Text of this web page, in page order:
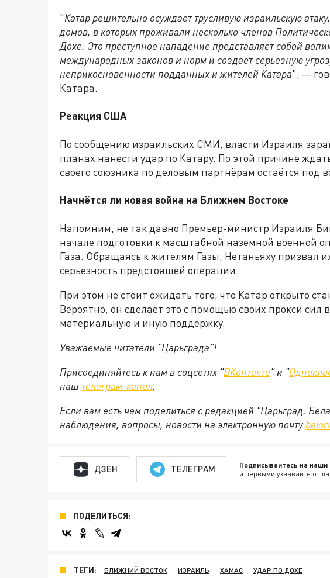
"Катар решительно осуждает трусливую израильскую
домов, в которых проживали несколько членов
Дохе. Это преступное нападение представляет собой
международных законов и норм и создает серьезную
неприкосновенности подданных и жителей Катара", —
Катара.
Реакция США
По сообщению израильских СМИ, власти Израиля
планах нанести удар по Катару. По этой причине
своего союзника по деловым партнёрам остаётся под
Начнётся ли новая война на Ближнем Востоке
Напомним, не так давно Премьер-министр Израиля
начале подготовки к масштабной наземной военной
Газа. Обращаясь к жителям Газы, Нетаньяху призвал
серьезность предстоящей операции.
При этом не стоит ожидать того, что Катар открыто
Вероятно, он сделает это с помощью своих прокси сил
материальную и иную поддержку.
Уважаемые читатели "Царьграда"!
Присоединяйтесь к нам в соцсетях "ВКонтакте" и "
наш телеграм-канал.
Если вам есть чем поделиться с редакцией "Царьград.
наблюдения, вопросы, новости на электронную почту
ДЗЕН ТЕЛЕГРАМ Подписывайтесь на наши
и первыми узнавайте о
ПОДЕЛИТЬСЯ:
ТЕГИ: БЛИЖНИЙ ВОСТОК ИЗРАИЛЬ ХАМАС УДАР ПО ДОХЕ